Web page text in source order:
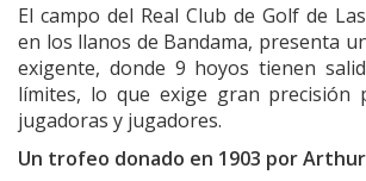
El campo del Real Club de Golf de
en los llanos de Bandama, presenta
exigente, donde 9 hoyos tienen
límites, lo que exige gran precisión
jugadoras y jugadores.
Un trofeo donado en 1903 por